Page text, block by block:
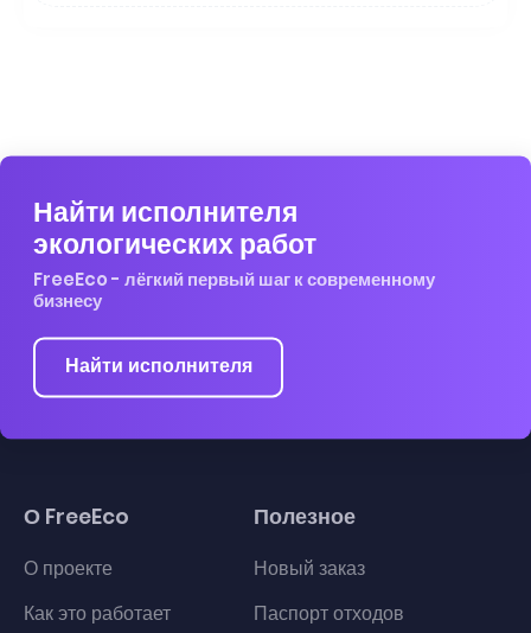
Найти исполнителя
экологических работ
FreeEco - лёгкий первый шаг к современному
бизнесу
Найти исполнителя
О FreeEco
О проекте
Как это работает
Полезное
Новый заказ
Паспорт отходов